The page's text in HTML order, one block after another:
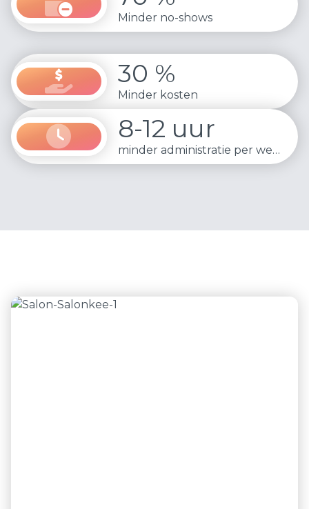
Minder no-shows
30 %
Minder kosten
8-12 uur
minder administratie per week